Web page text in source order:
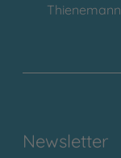
Thienemann
Newsletter